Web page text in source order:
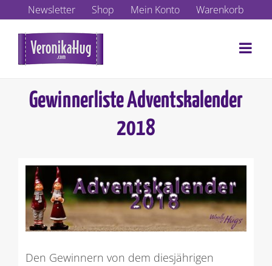
Inhalt
springen
Newsletter Shop Mein Konto Warenkorb
Gewinnerliste Adventskalender
2018
Zeige
grösseres
Bild
Den Gewinnern von dem diesjährigen